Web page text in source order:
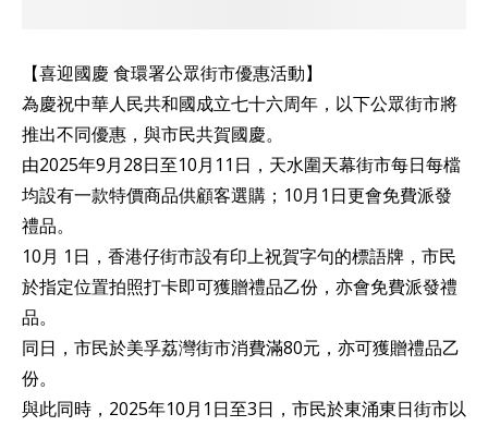
【喜迎國慶 食環署公眾街市優惠活動】
為慶祝中華人民共和國成立七十六周年，以下公眾街市將
推出不同優惠，與市民共賀國慶。
由2025年9月28日至10月11日，天水圍天幕街市每日每檔
均設有一款特價商品供顧客選購；10月1日更會免費派發
禮品。
10月 1日，香港仔街市設有印上祝賀字句的標語牌，市民
於指定位置拍照打卡即可獲贈禮品乙份，亦會免費派發禮
品。
同日，市民於美孚荔灣街市消費滿80元，亦可獲贈禮品乙
份。
與此同時，2025年10月1日至3日，市民於東涌東日街市以